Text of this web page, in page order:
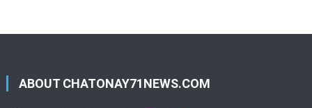
ABOUT CHATONAY71NEWS.COM